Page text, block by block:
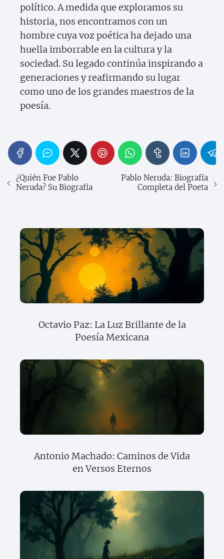
político. A medida que exploramos su
historia, nos encontramos con un
hombre cuya voz poética ha dejado una
huella imborrable en la cultura y la
sociedad. Su legado continúa inspirando a
generaciones y reafirmando su lugar
como uno de los grandes maestros de la
poesía.
¿Quién Fue Pablo
Neruda? Su Biografía
Pablo Neruda: Biografía
Completa del Poeta
Octavio Paz: La Luz Brillante de la
Poesía Mexicana
Antonio Machado: Caminos de Vida
en Versos Eternos